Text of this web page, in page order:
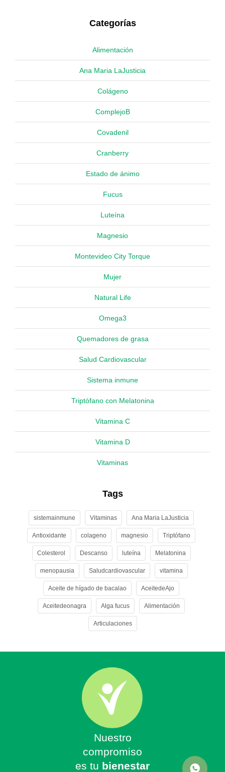
Categorías
Alimentación
Ana Maria LaJusticia
Colágeno
ComplejoB
Covadenil
Cranberry
Estado de ánimo
Fucus
Luteína
Magnesio
Montevideo City Torque
Mujer
Natural Life
Omega3
Quemadores de grasa
Salud Cardiovascular
Sistema inmune
Triptófano con Melatonina
Vitamina C
Vitamina D
Vitaminas
Tags
sistemainmune Vitaminas Ana Maria LaJusticia
Antioxidante colageno magnesio Triptófano
Colesterol Descanso luteína Melatonina
menopausia Saludcardiovascular vitamina
Aceite de hígado de bacalao AceitedeAjo
Aceitedeonagra Alga fucus Alimentación
Articulaciones
Nuestro
compromiso
es tu bienestar